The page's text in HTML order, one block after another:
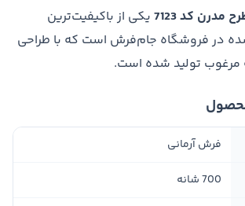
کد 7123
یکی از باکیفیت‌ترین
در فروشگاه جام‌فرش است که با طراحی
مرغوب تولید شده است.
فرش آرمانی
700 شانه